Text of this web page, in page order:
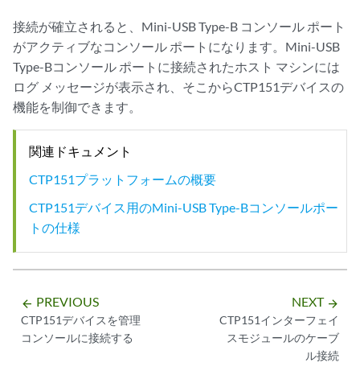
接続が確立されると、Mini-USB Type-B コンソール ポート
がアクティブなコンソール ポートになります。Mini-USB
Type-Bコンソール ポートに接続されたホスト マシンには
ログ メッセージが表示され、そこからCTP151デバイスの
機能を制御できます。
関連ドキュメント
CTP151プラットフォームの概要
CTP151デバイス用のMini-USB Type-Bコンソールポー
トの仕様
arrow_backward PREVIOUS
CTP151デバイスを管理
コンソールに接続する
NEXT arrow_forward
CTP151インターフェイ
スモジュールのケーブ
ル接続